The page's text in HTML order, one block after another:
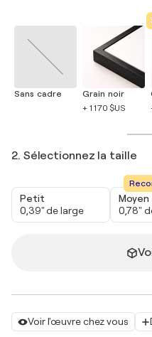
Voir l'œuvre chez vous
Sans cadre
Grain noir
+ 1 170 $US
2. Sélectionnez la taille
Petit
0,39" de large
Moyen
0,78"